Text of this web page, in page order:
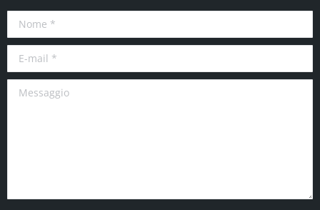
Nome *
E-mail *
Messaggio